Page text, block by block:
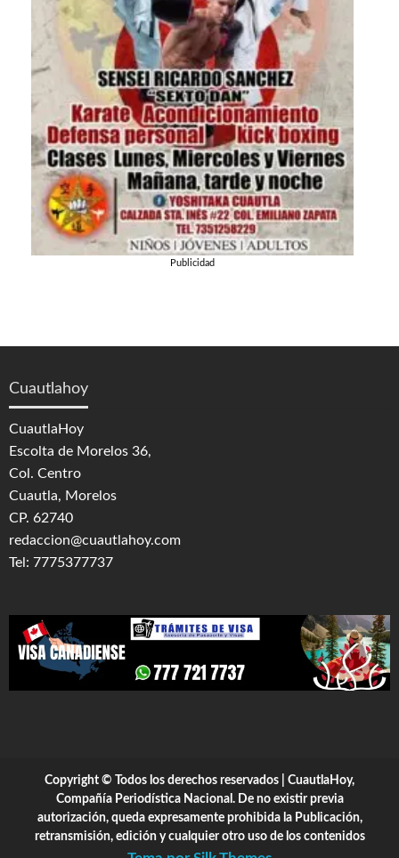
Publicidad
Cuautlahoy
CuautlaHoy
Escolta de Morelos 36,
Col. Centro
Cuautla, Morelos
CP. 62740
redaccion@cuautlahoy.com
Tel: 7775377737
Copyright © Todos los derechos reservados | CuautlaHoy,
Compañía Periodística Nacional. De no existir previa
autorización, queda expresamente prohibida la Publicación,
retransmisión, edición y cualquier otro uso de los contenidos